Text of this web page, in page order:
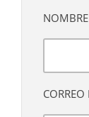
NOMBRE
CORREO